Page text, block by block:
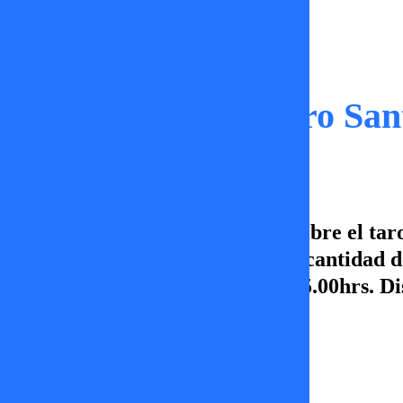
Pedro Engel y Alvaro
Hoy en Pedro Engel hablamos sobre el
quienes le temen y creen en una
dudas. De lunes a viernes a las 15.00hrs.